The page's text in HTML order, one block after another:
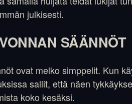
julkisesti.
SÄÄNNÖT
ovat melko simppelit. Kun
sallit, että näen
koko kesäksi.